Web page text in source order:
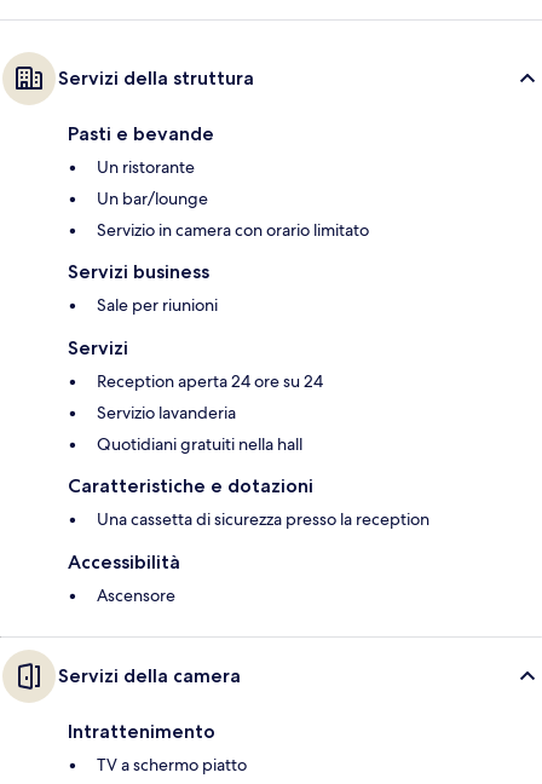
Servizi della struttura
Pasti e bevande
Un ristorante
Un bar/lounge
Servizio in camera con orario limitato
Servizi business
Sale per riunioni
Servizi
Reception aperta 24 ore su 24
Servizio lavanderia
Quotidiani gratuiti nella hall
Caratteristiche e dotazioni
Una cassetta di sicurezza presso la reception
Accessibilità
Ascensore
Servizi della camera
Intrattenimento
TV a schermo piatto